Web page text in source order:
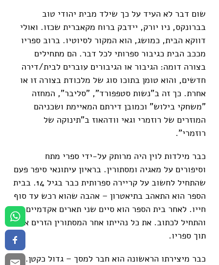
שום דבר לא העיד על כך שילד מבית יהודי טוב
בברונקס, ניו יורק, יידבק ברוח מקאברית שכזו. ואולי
דווקא הבית, כמושג, הוא המקור לסיוטיו. ברוב ספריו
מככב הבית כגיבור ספרותי לכל דבר. הם מתחילים
בצורה דומה: הגיבור או הגיבורים עוברים לבית/דירה
חדשים, והוא טומן בתוכו סוג של מלכודת בצורה זו או
אחרת. כך זה ב"נשות סטפפורד", "סליבר", המחזה
"משחקי בילוש" וכמובן דירתם המאיימת ושכניהם
המוזרים של רוזמרי וגאי וודהאוז ב"תינוקה של
רוזמרי".
כבר מילדות לוין היה מרותק על-ידי ספרי מתח
וסיפורים על מאגיה ומסתורין. בראיון עיתונאי סיפר פעם
שהתחיל לחשוב על קריירה ספרותית כבר בגיל 14. בבית
הספר הוא התאהב בתיאטרון – אהבה שהוא רכש עד סוף
חייו. לאחר בית הספר הוא סיים שני תארים אקדמיים,
והתחיל לכתוב. את כל נהייתו אחר המסתורין הזרים אל
תוך ספריו.
כבר מיצירתו הראשונה הוא חבר למסך – גדול כקטן. את